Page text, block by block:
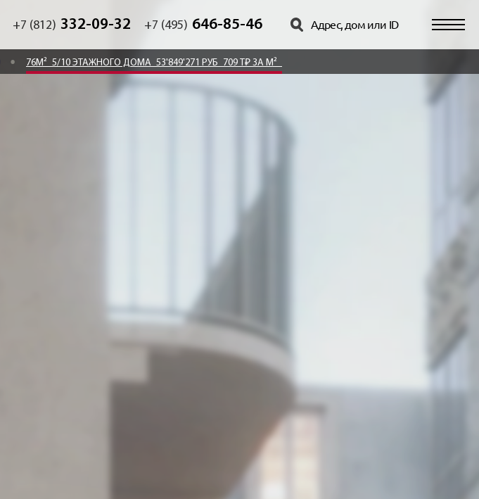
+7 (812) 332-09-32 +7 (495) 646-85-46
76М² 5/10 ЭТАЖНОГО ДОМА 53'849'271 РУБ 709 Т₽ ЗА М²